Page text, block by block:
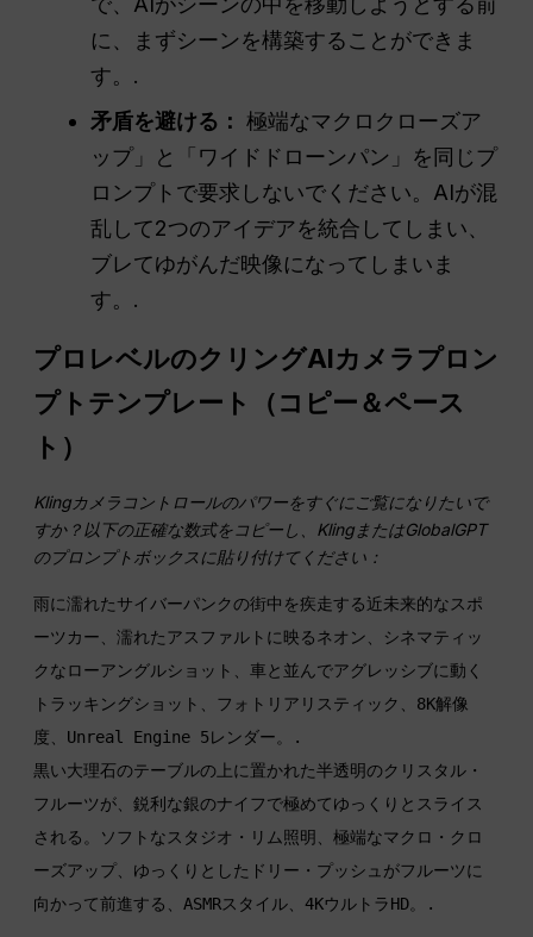
に、まずシーンを構築することができま
す。.
矛盾を避ける： 極端なマクロクローズア
ップ」と「ワイドドローンパン」を同じプ
ロンプトで要求しないでください。AIが混
乱して2つのアイデアを統合してしまい、
ブレてゆがんだ映像になってしまいま
す。.
プロレベルのクリングAIカメラプロン
プトテンプレート（コピー＆ペース
ト）
Klingカメラコントロールのパワーをすぐにご覧になりたいで
すか？以下の正確な数式をコピーし、KlingまたはGlobalGPT
のプロンプトボックスに貼り付けてください：
雨に濡れたサイバーパンクの街中を疾走する近未来的なスポ
ーツカー、濡れたアスファルトに映るネオン、シネマティッ
クなローアングルショット、車と並んでアグレッシブに動く
トラッキングショット、フォトリアリスティック、8K解像
黒い大理石のテーブルの上に置かれた半透明のクリスタル・
フルーツが、鋭利な銀のナイフで極めてゆっくりとスライス
される。ソフトなスタジオ・リム照明、極端なマクロ・クロ
ーズアップ、ゆっくりとしたドリー・プッシュがフルーツに